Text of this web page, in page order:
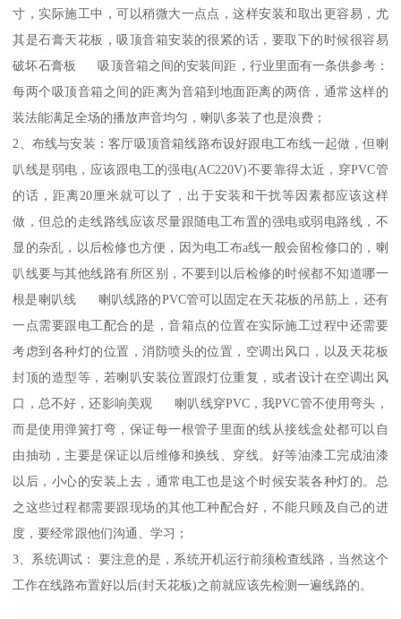
寸，实际施工中，可以稍微大一点点，这样安装和取出更容易，尤
其是石膏天花板，吸顶音箱安装的很紧的话，要取下的时候很容易
破坏石膏板 吸顶音箱之间的安装间距，行业里面有一条供参考：
每两个吸顶音箱之间的距离为音箱到地面距离的两倍，通常这样的
装法能满足全场的播放声音均匀，喇叭多装了也是浪费；
2、布线与安装：客厅吸顶音箱线路布设好跟电工布线一起做，但喇
叭线是弱电，应该跟电工的强电(AC220V)不要靠得太近，穿PVC管
的话，距离20厘米就可以了，出于安装和干扰等因素都应该这样
做，但总的走线路线应该尽量跟随电工布置的强电或弱电路线，不
显的杂乱，以后检修也方便，因为电工布a线一般会留检修口的，喇
叭线要与其他线路有所区别，不要到以后检修的时候都不知道哪一
根是喇叭线 喇叭线路的PVC管可以固定在天花板的吊筋上，还有
一点需要跟电工配合的是，音箱点的位置在实际施工过程中还需要
考虑到各种灯的位置，消防喷头的位置，空调出风口，以及天花板
封顶的造型等，若喇叭安装位置跟灯位重复，或者设计在空调出风
口，总不好，还影响美观 喇叭线穿PVC，我PVC管不使用弯头，
而是使用弹簧打弯，保证每一根管子里面的线从接线盒处都可以自
由抽动，主要是保证以后维修和换线、穿线。好等油漆工完成油漆
以后，小心的安装上去，通常电工也是这个时候安装各种灯的。总
之这些过程都需要跟现场的其他工种配合好，不能只顾及自己的进
度，要经常跟他们沟通、学习；
3、系统调试： 要注意的是，系统开机运行前须检查线路，当然这个
工作在线路布置好以后(封天花板)之前就应该先检测一遍线路的。